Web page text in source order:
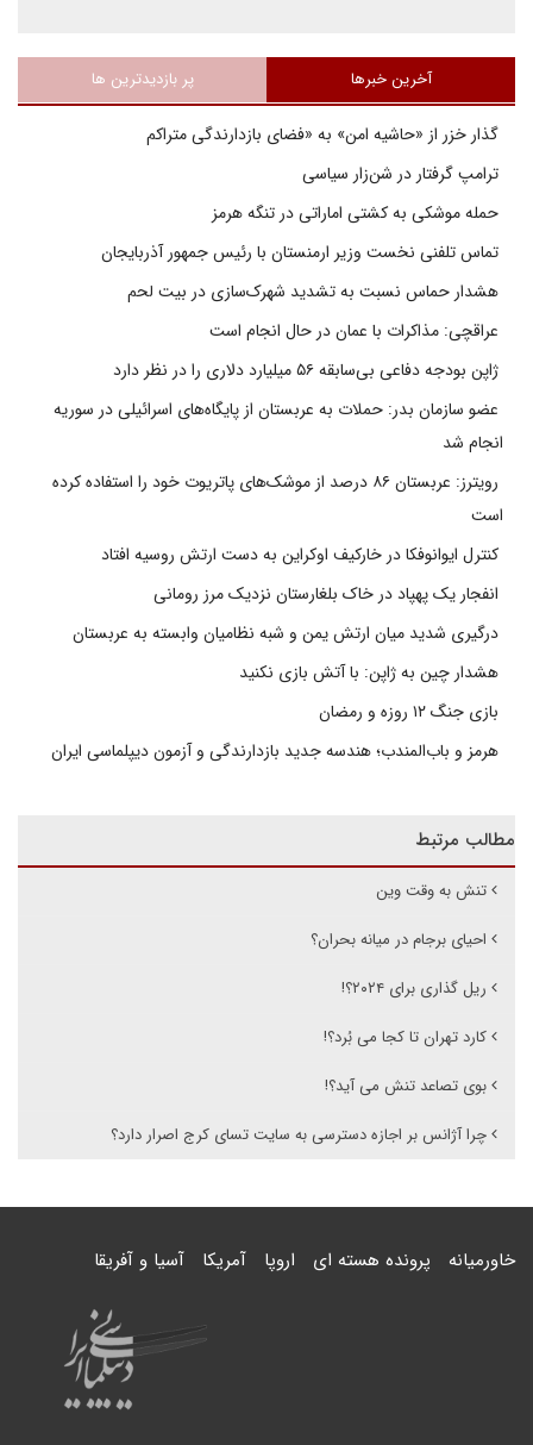
آخرین خبرها پر بازدیدترین ها
گذار خزر از «حاشیه امن» به «فضای بازدارندگی متراکم
ترامپ گرفتار در شن‌زار سیاسی
حمله موشکی به کشتی اماراتی در تنگه هرمز
تماس تلفنی نخست وزیر ارمنستان با رئیس جمهور آذربایجان
هشدار حماس نسبت به تشدید شهرک‌سازی در بیت‌ لحم
عراقچی: مذاکرات با عمان در حال انجام است
ژاپن بودجه دفاعی بی‌سابقه ۵۶ میلیارد دلاری را در نظر دارد
عضو سازمان بدر: حملات به عربستان از پایگاه‌های اسرائیلی در سوریه
انجام شد
رویترز: عربستان ۸۶ درصد از موشک‌های پاتریوت خود را استفاده کرده
است
کنترل ایوانوفکا در خارکیف اوکراین به دست ارتش روسیه افتاد
انفجار یک پهپاد در خاک بلغارستان نزدیک مرز رومانی
درگیری شدید میان ارتش یمن و شبه نظامیان وابسته به عربستان
هشدار چین به ژاپن: با آتش بازی نکنید
بازی جنگ ۱۲ روزه و رمضان
هرمز و باب‌المندب؛ هندسه جدید بازدارندگی و آزمون دیپلماسی ایران
مطالب مرتبط
تنش به وقت وین
احیای برجام در میانه بحران؟
ریل گذاری برای ۲۰۲۴؟!
کارد تهران تا کجا می بُرد؟!
بوی تصاعد تنش می آید؟!
چرا آژانس بر اجازه دسترسی به سایت تسای کرج اصرار دارد؟
خاورمیانه پرونده هسته ای اروپا آمریکا آسیا و آفریقا